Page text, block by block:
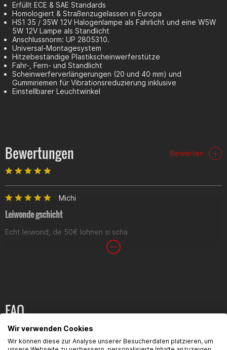
Erfüllt ECE & SAE Standards
Homologiert & Straßenzugelassen in Europa
HS1 35 / 35W 12V Halogenlampe als Fahrlicht und eine W5W
5W 12V Lampe als Standlicht
Anschlussnorm: UP 2805310.
Universal-Montagesystem
Hitzebeständige Plastikscheinwerferstütze
Fahr-, Fern- und Standlicht
Scheinwerferverlängerungen (20 und 40 mm) und
Gummiriemen für Vibrationsreduzierung inklusive
Einstellbarer Leuchtwinkel
Bewertungen Bewerten
Michi
Leiwonde gschicht
Echt leiwond, de 50€ lohnen si scha
Sieht echt derb Geil aus, glänzt sehr schön
FAQ
Hier findest du die häufigsten Fragen und die dazugehörigen
Antworten zu diesem Artikel.
Wir verwenden Cookies
Wir können diese zur Analyse unserer Besucherdaten platzieren, um